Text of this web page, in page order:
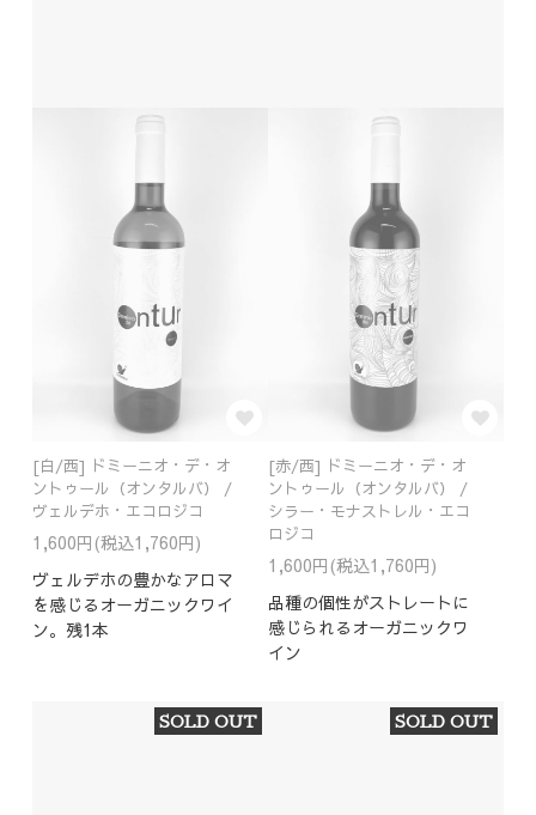
[白/西] ドミーニオ・デ・オ
ントゥール（オンタルバ） /
ヴェルデホ・エコロジコ
1,600円(税込1,760円)
ヴェルデホの豊かなアロマ
を感じるオーガニックワイ
ン。残1本
[赤/西] ドミーニオ・デ・オ
ントゥール（オンタルバ） /
シラー・モナストレル・エコ
ロジコ
1,600円(税込1,760円)
品種の個性がストレートに
感じられるオーガニックワ
イン
SOLD OUT SOLD OUT